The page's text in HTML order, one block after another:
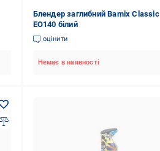
Блендер заглибний Bamix Classic
EO140 білий
оцінити
Немає в наявності